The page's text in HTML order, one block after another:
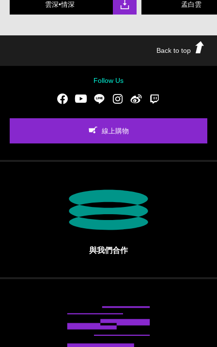
雲深•情深 孟白雲
Back to top
Follow Us
FacebookYoutubeLINE Instgram新浪微博
線上購物
與我們合作